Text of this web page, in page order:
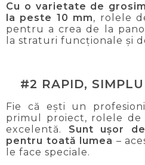
Cu o varietate de
la peste 10 mm, rolele
pentru a crea de la
la straturi funcționale și
#2 RAPID,
Fie că ești un
primul proiect, rolele
excelentă. Sunt ușor
pentru toată lumea –
le face speciale.